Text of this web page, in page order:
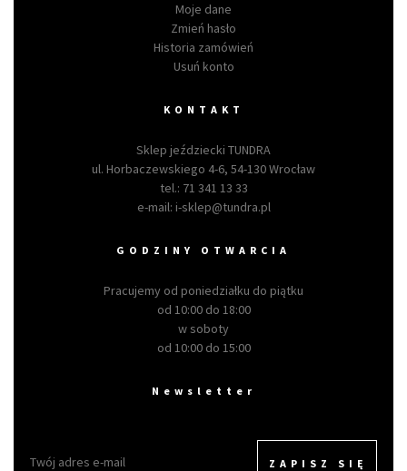
Moje dane
Zmień hasło
Historia zamówień
Usuń konto
KONTAKT
Sklep jeździecki TUNDRA
ul. Horbaczewskiego 4-6, 54-130 Wrocław
tel.: 71 341 13 33
e-mail: i-sklep@tundra.pl
GODZINY OTWARCIA
Pracujemy od poniedziałku do piątku
od 10:00 do 18:00
w soboty
od 10:00 do 15:00
Newsletter
ZAPISZ SIĘ